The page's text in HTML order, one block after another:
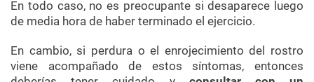
En todo caso, no es preocupante si desaparece luego
de media hora de haber terminado el ejercicio.
En cambio, si perdura o el enrojecimiento del rostro
viene acompañado de estos síntomas, entonces